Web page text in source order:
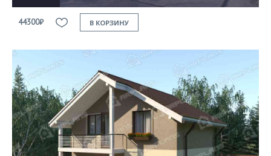
44300₽ В КОРЗИНУ